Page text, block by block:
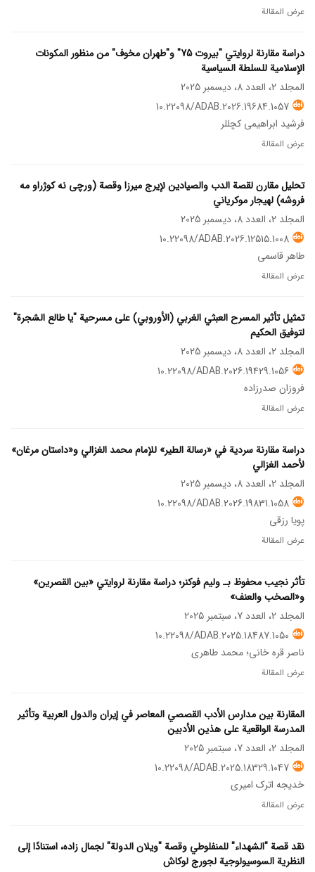
عرض المقالة
دراسة مقارنة لروايتي "بيروت 75" و"طهران مخوف" من منظور المكونات
الإسلامية للسلطة السياسية
المجلد 2، العدد 8، ديسمبر 2025
10.22098/ADAB.2026.19684.1057
فرشید ابراهیمی کچللر
عرض المقالة
تحليل مقارن لقصة الدب والصيادين لإيرج ميرزا ​​وقصة (ورچی نه کوژراو مه
فروشه) لهيجار موكرياني
المجلد 2، العدد 8، ديسمبر 2025
10.22098/ADAB.2026.12515.1008
طاهر قاسمی
عرض المقالة
تمثيل تأثير المسرح العبثي الغربي (الأوروبي) على مسرحية "يا طالع الشجرة"
لتوفيق الحكيم
المجلد 2، العدد 8، ديسمبر 2025
10.22098/ADAB.2026.19429.1056
فروزان صدرزاده
عرض المقالة
دراسة مقارنة سردیة في «رسالة الطير» للإمام محمد الغزالي و«داستان مرغان»
لأحمد الغزالي
المجلد 2، العدد 8، ديسمبر 2025
10.22098/ADAB.2026.19831.1058
پویا رزقی
عرض المقالة
تأثر نجيب محفوظ بـ وليم فوكنر؛ دراسة مقارنة لروايتي «بين القصرين»
و«الصخب والعنف»
المجلد 2، العدد 7، سبتمبر 2025
10.22098/ADAB.2025.18487.1050
ناصر قره خانی؛ محمد طاهری
عرض المقالة
المقارنة بين مدارس الأدب القصصي المعاصر في إيران والدول العربية وتأثير
المدرسة الواقعية على هذين الأدبين
المجلد 2، العدد 7، سبتمبر 2025
10.22098/ADAB.2025.18329.1047
خدیجه اترک امیری
عرض المقالة
نقد قصة "الشهداء" للمنفلوطي وقصة "ویلان الدولة" لجمال زاده، استنادًا إلى
النظرية السوسيولوجية لجورج لوكاش